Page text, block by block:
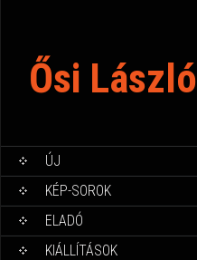
Ősi László
ÚJ
KÉP-SOROK
ELADÓ
KIÁLLÍTÁSOK